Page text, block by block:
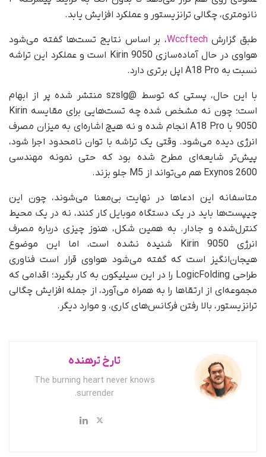
نانومتری، چگالی ترانزیستور و عملکرد افزایش یابد.
طبق گزارشWccftech، بر اساس نتایج تست‌ها گفته می‌شود
هواوی در حال آماده‌سازی Kirin 9050 است و عملکرد این تراشه
نسبت به A18 Pro اپل برتری دارد.
با این حال، پستی که توسط @szslg منتشر شده پر از ابهام
است؛ چون نه مشخص شده چه تست‌هایی برای مقایسه Kirin
9050 با A18 Pro انجام شده و نه هیچ اشاره‌ای به میزان مصرف
انرژی دیده می‌شود. وقتی یک تراشه با توان نامحدود اجرا شود،
پیش‌تر شایعه‌ای مطرح شده بود که حتی نمونه مهندسی
Exynos 2600 هم می‌تواند از M5 جلو بزند.
متاسفانه این ادعاها در نهایت بی‌معنا می‌شوند، چون این
چیپست‌ها باید در یک دستگاه موبایل کار کنند، نه در یک محیط
کنترل‌شده و جادار. به همین شکل، هنوز چیزی درباره مصرف
انرژی Kirin 9050 شنیده نشده است، اما این موضوع
هیجان‌انگیز است که گفته می‌شود هواوی قرار است فناوری
طراحی LogicFolding را در این سیلیکون به کار بگیرد؛ اقدامی که
مجموعه‌ای از ارتقاها را به همراه می‌آورد، از جمله افزایش چگالی
ترانزیستور، بالا رفتن فرکانس‌های کاری، و موارد دیگر.
تارخ ترهنده
The burning heart never knows
surrender.